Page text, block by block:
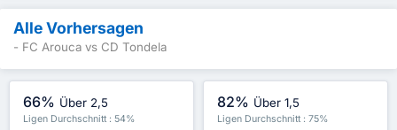
Alle Vorhersagen
- FC Arouca vs CD Tondela
66% Über 2,5
Ligen Durchschnitt : 54%
82% Über 1,5
Ligen Durchschnitt : 75%